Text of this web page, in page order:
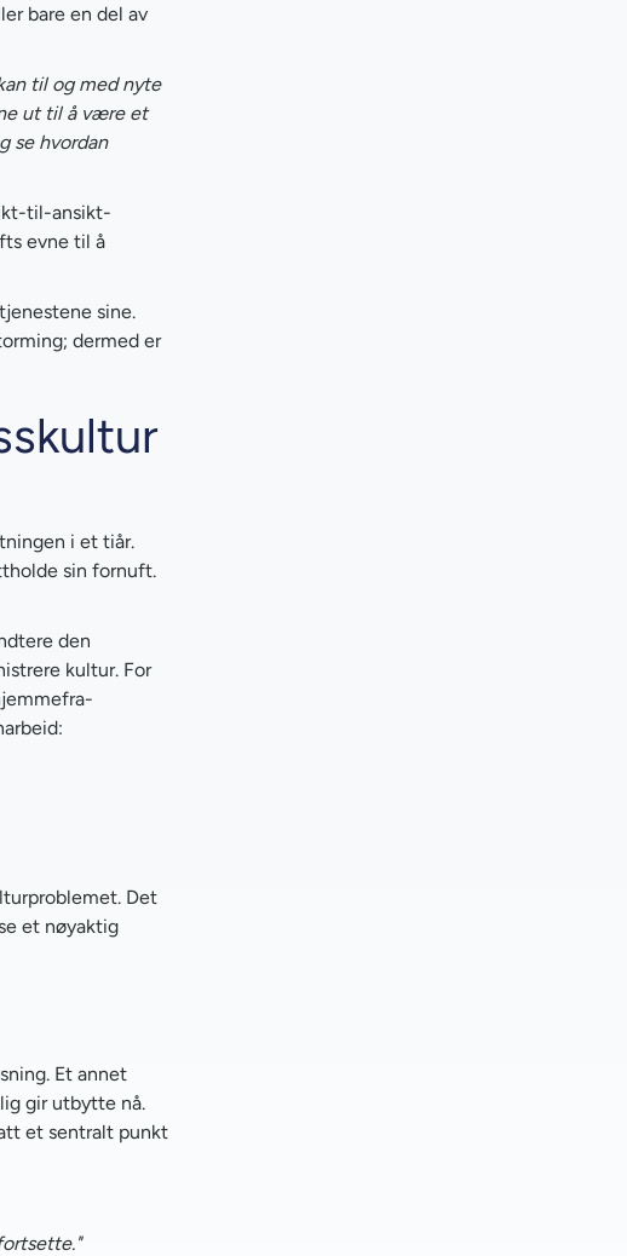
bare en del av
til og med nyte
ut til å være et
se hvordan
til-ansikt-
evne til å
sine.
dermed er
i et tiår.
sin fornuft.
den
kultur. For
Det
et nøyaktig
Et annet
gir utbytte nå.
et sentralt punkt